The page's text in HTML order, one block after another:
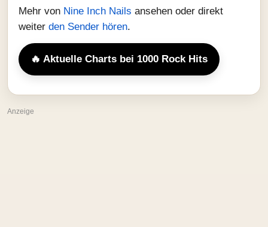
Mehr von Nine Inch Nails ansehen oder direkt
weiter den Sender hören.
🔥 Aktuelle Charts bei 1000 Rock Hits
Anzeige